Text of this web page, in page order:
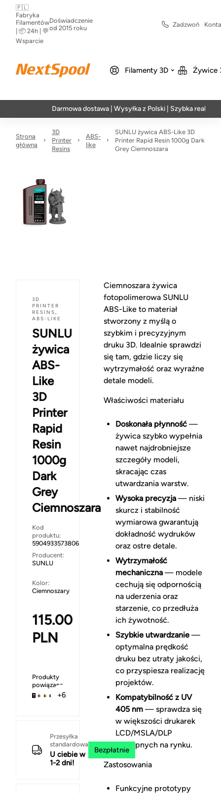
🇵🇱
Fabryka
Filamentów
| 📦 24h | 💬
Wsparcie
Doświadczenie
od 2015 roku
Zadzwoń
Filamenty 3D Żywice
Darmowa dostawa | Wysyłka z Polski | Szybka realizacja w
Strona
główna
3D
Printer
Resins
ABS-
like
SUNLU żywica ABS-Like 3D
Printer Rapid Resin 1000g Dark
Grey Ciemnoszara
3D
PRINTER
RESINS,
ABS-LIKE
SUNLU
żywica
ABS-
Like
3D
Printer
Rapid
Resin
1000g
Dark
Grey
Ciemnoszara
Kod
produktu:
5904933573806
Producent:
SUNLU
Kolor:
Ciemnoszary
115.00
PLN
Produkty
powiązane
+6
Przesyłka
standardowa
U ciebie w
1-2 dni!
Bezpłatnie
Ciemnoszara żywica
fotopolimerowa SUNLU
ABS-Like to materiał
stworzony z myślą o
szybkim i precyzyjnym
druku 3D. Idealnie sprawdzi
się tam, gdzie liczy się
wytrzymałość oraz wyraźne
detale modeli.
Właściwości materiału
Doskonała płynność—
żywica szybko wypełnia
nawet najdrobniejsze
szczegóły modeli,
skracając czas
utwardzania warstw.
Wysoka precyzja— niski
skurcz i stabilność
wymiarowa gwarantują
dokładność wydruków
oraz ostre detale.
Wytrzymałość
mechaniczna— modele
cechują się odpornością
na uderzenia oraz
starzenie, co przedłuża
ich żywotność.
Szybkie utwardzanie—
optymalna prędkość
druku bez utraty jakości,
co przyspiesza realizację
projektów.
Kompatybilność z UV
405 nm— sprawdza się
w większości drukarek
LCD/MSLA/DLP
dostępnych na rynku.
Zastosowania
Funkcyjne prototypy